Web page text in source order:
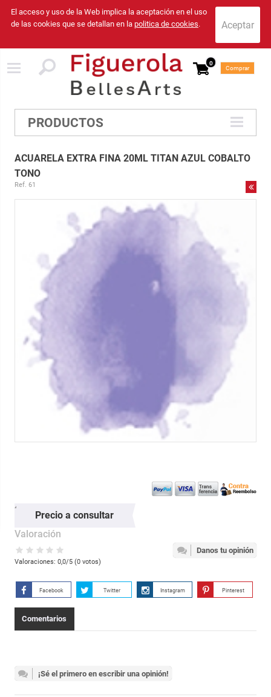
El acceso y uso de la Web implica la aceptación en el uso
de las cookies que se detallan en la politica de cookies.
0
Comprar
PRODUCTOS
ACUARELA EXTRA FINA 20ML TITAN AZUL COBALTO
TONO
Ref. 61
Precio a consultar
Danos tu opinión
Valoración
Valoraciones: 0,0/5 (0votos)
Facebook Twitter Instagram Pinterest
Comentarios
¡Sé el primero en escribir una opinión!